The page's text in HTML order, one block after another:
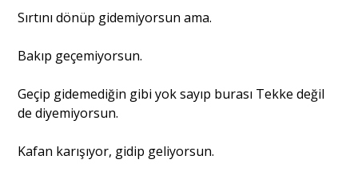
Sırtını dönüp gidemiyorsun ama.
Bakıp geçemiyorsun.
Geçip gidemediğin gibi yok sayıp burası Tekke değil
de diyemiyorsun.
Kafan karışıyor, gidip geliyorsun.